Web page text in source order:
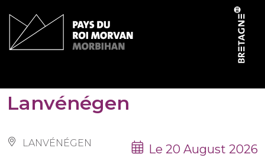
Lanvénégen
LANVÉNÉGEN Le 20 August 2026